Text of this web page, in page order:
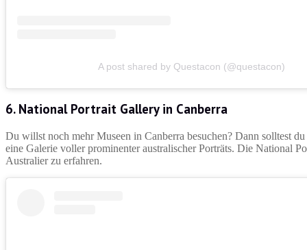
A post shared by Questacon (@questacon)
6. National Portrait Gallery in Canberra
Du willst noch mehr Museen in Canberra besuchen? Dann solltest
eine Galerie voller prominenter australischer Porträts. Die National
Australier zu erfahren.